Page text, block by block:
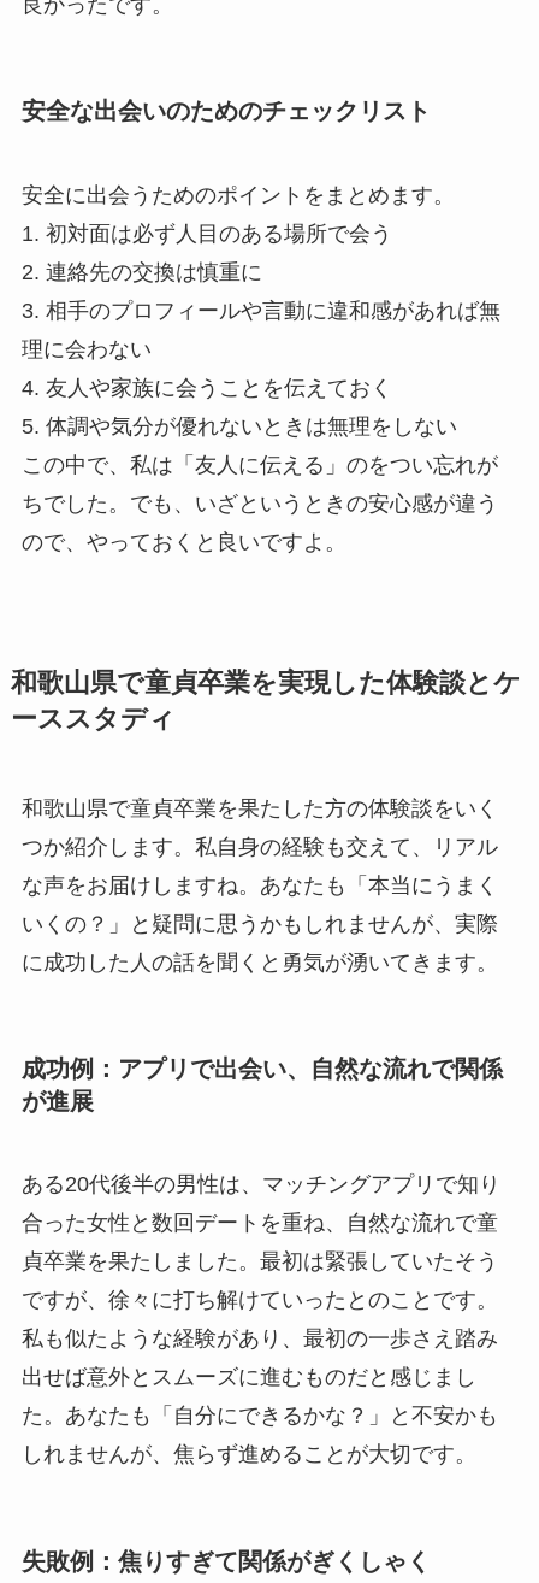
良かったです。
安全な出会いのためのチェックリスト
安全に出会うためのポイントをまとめます。
1. 初対面は必ず人目のある場所で会う
2. 連絡先の交換は慎重に
3. 相手のプロフィールや言動に違和感があれば無
理に会わない
4. 友人や家族に会うことを伝えておく
5. 体調や気分が優れないときは無理をしない
この中で、私は「友人に伝える」のをつい忘れが
ちでした。でも、いざというときの安心感が違う
ので、やっておくと良いですよ。
和歌山県で童貞卒業を実現した体験談とケ
ーススタディ
和歌山県で童貞卒業を果たした方の体験談をいく
つか紹介します。私自身の経験も交えて、リアル
な声をお届けしますね。あなたも「本当にうまく
いくの？」と疑問に思うかもしれませんが、実際
に成功した人の話を聞くと勇気が湧いてきます。
成功例：アプリで出会い、自然な流れで関係
が進展
ある20代後半の男性は、マッチングアプリで知り
合った女性と数回デートを重ね、自然な流れで童
貞卒業を果たしました。最初は緊張していたそう
ですが、徐々に打ち解けていったとのことです。
私も似たような経験があり、最初の一歩さえ踏み
出せば意外とスムーズに進むものだと感じまし
た。あなたも「自分にできるかな？」と不安かも
しれませんが、焦らず進めることが大切です。
失敗例：焦りすぎて関係がぎくしゃく